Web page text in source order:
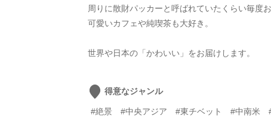
周りに散財パッカーと呼ばれていたくらい毎度
可愛いカフェや純喫茶も大好き。
世界や日本の「かわいい」をお届けします。
得意なジャンル
#絶景 #中央アジア #東チベット #中南米